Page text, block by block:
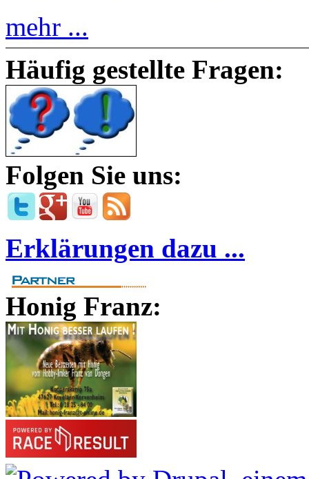
mehr ...
Häufig gestellte Fragen:
Folgen Sie uns:
Erklärungen dazu ...
Honig Franz: